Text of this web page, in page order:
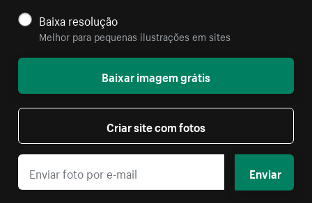
Baixa resolução
Melhor para pequenas ilustrações em sites
Baixar imagem grátis
Criar site com fotos
Enviar